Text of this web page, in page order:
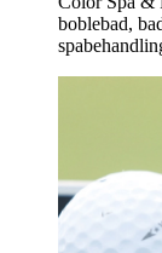
boblebad,